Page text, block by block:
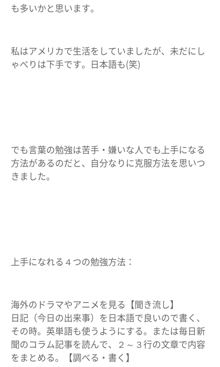
も多いかと思います。
私はアメリカで生活をしていましたが、未だにし
ゃべりは下手です。日本語も(笑)
でも言葉の勉強は苦手・嫌いな人でも上手になる
方法があるのだと、自分なりに克服方法を思いつ
きました。
上手になれる４つの勉強方法：
海外のドラマやアニメを見る【聞き流し】
日記（今日の出来事）を日本語で良いので書く、
その時。英単語も使うようにする。または毎日新
聞のコラム記事を読んで、２～３行の文章で内容
をまとめる。【調べる・書く】